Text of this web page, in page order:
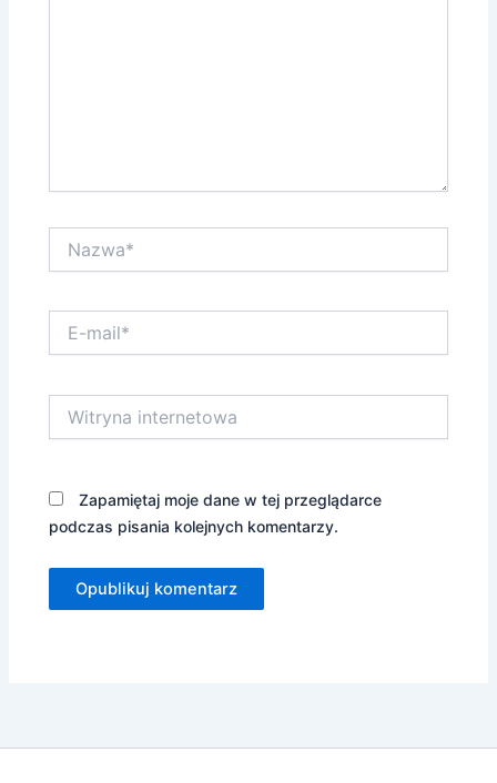
mail*
internetowa
Zapamiętaj moje dane w tej przeglądarce
podczas pisania kolejnych komentarzy.